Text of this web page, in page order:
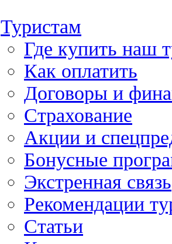
Туристам
Где купить наш
Как оплатить
Договоры и
Страхование
Акции и
Бонусные
Экстренная связь
Рекомендации
Статьи